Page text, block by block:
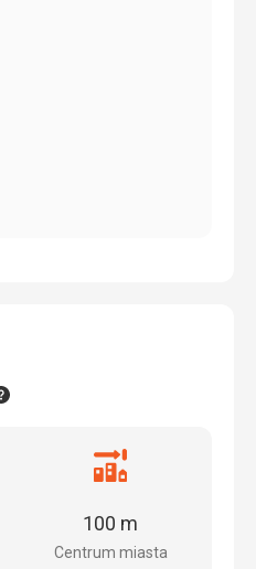
Informacje
Odległość
centrum
Centrum miasta
100 m